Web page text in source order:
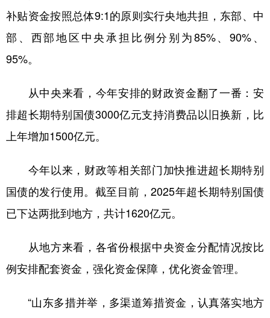
山东 河南 湖北 湖南
广东 广西 海南
陕西 甘肃 青海 宁夏
新疆 内蒙古 黑龙江
多语种频道
English Español Français عربى
Русский язык 日本語
Deutsch Português
补贴资金按照总体9:1的原则实行央地共担，东部、中
部、西部地区中央承担比例分别为85%、90%、
95%。
从中央来看，今年安排的财政资金翻了一番：安
排超长期特别国债3000亿元支持消费品以旧换新，比
上年增加1500亿元。
今年以来，财政等相关部门加快推进超长期特别
国债的发行使用。截至目前，2025年超长期特别国债
已下达两批到地方，共计1620亿元。
从地方来看，各省份根据中央资金分配情况按比
例安排配套资金，强化资金保障，优化资金管理。
“山东多措并举，多渠道筹措资金，认真落实地方